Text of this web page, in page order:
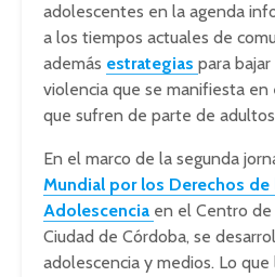
adolescentes en la agenda
a los tiempos actuales de
además estrategias para
violencia que se manifiesta en
que sufren de parte de
En el marco de la segunda
Mundial por los Derechos de
Adolescencia en el Centro
Ciudad de Córdoba, se
adolescencia y medios. Lo